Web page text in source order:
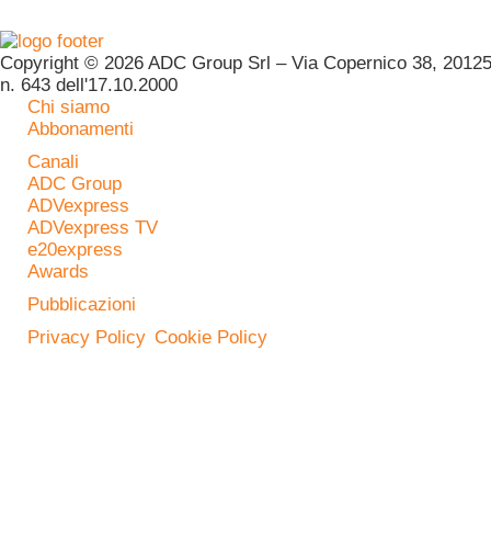
Copyright © 2026 ADC Group Srl – Via Copernico 38,
n. 643 dell'17.10.2000
Chi siamo
Abbonamenti
Canali
ADC Group
ADVexpress
ADVexpress TV
e20express
Awards
Pubblicazioni
Privacy Policy Cookie Policy